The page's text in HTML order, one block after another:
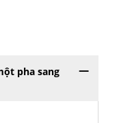
pha sang